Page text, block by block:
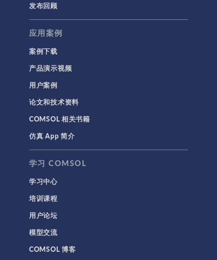
发布回顾
应用案例
案例下载
产品演示视频
用户案例
论文和技术资料
COMSOL 相关书籍
仿真 App 简介
学习 COMSOL
学习中心
培训课程
用户论坛
模型交流
COMSOL 博客